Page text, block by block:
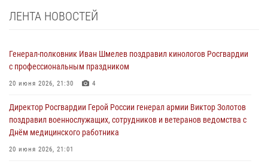
ЛЕНТА НОВОСТЕЙ
Генерал-полковник Иван Шмелев поздравил кинологов Росгвардии
с профессиональным праздником
20 июня 2026, 21:30 4
Директор Росгвардии Герой России генерал армии Виктор Золотов
поздравил военнослужащих, сотрудников и ветеранов ведомства с
Днём медицинского работника
20 июня 2026, 21:01